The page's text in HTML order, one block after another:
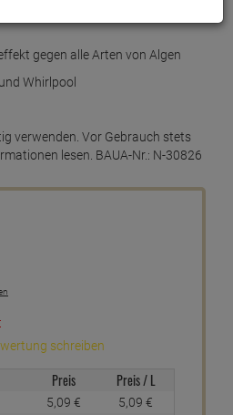
gegen alle Arten von Algen
Whirlpool
verwenden. Vor Gebrauch stets
lesen. BAUA-Nr.: N-30826
schreiben
Preis Preis / L
5,09 € 5,09 €